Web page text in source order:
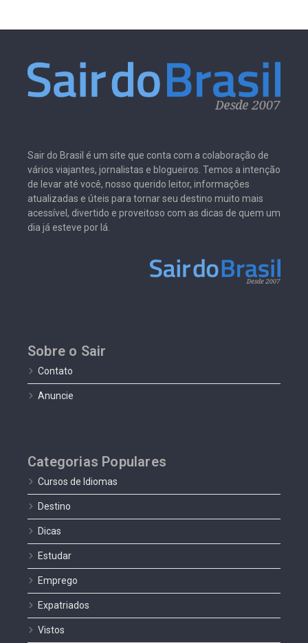
Sair do Brasil é um site que conta com a colaboração de
vários viajantes, jornalistas e blogueiros. Temos a intenção
de levar até você, nosso querido leitor, informações
atualizadas e úteis para tornar seu destino muito mais
acessível, divertido e proveitoso com as dicas de quem um
dia já esteve por lá.
Sobre o Sair
Contato
Anuncie
Categorias Populares
Cursos de Idiomas
Destino
Dicas
Estudar
Emprego
Expatriados
Vistos